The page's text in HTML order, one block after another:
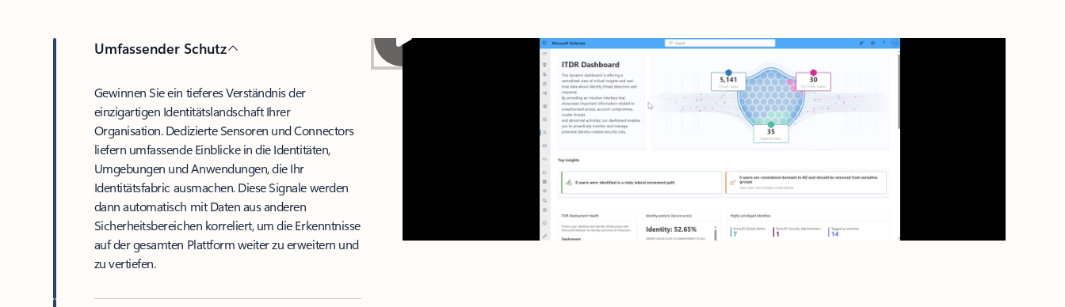
Umfassender Schutz
Gewinnen Sie ein tieferes Verständnis der
einzigartigen Identitätslandschaft Ihrer
Organisation. Dedizierte Sensoren und Connectors
liefern umfassende Einblicke in die Identitäten,
Umgebungen und Anwendungen, die Ihr
Identitätsfabric ausmachen. Diese Signale werden
dann automatisch mit Daten aus anderen
Sicherheitsbereichen korreliert, um die Erkenntnisse
auf der gesamten Plattform weiter zu erweitern und
zu vertiefen.